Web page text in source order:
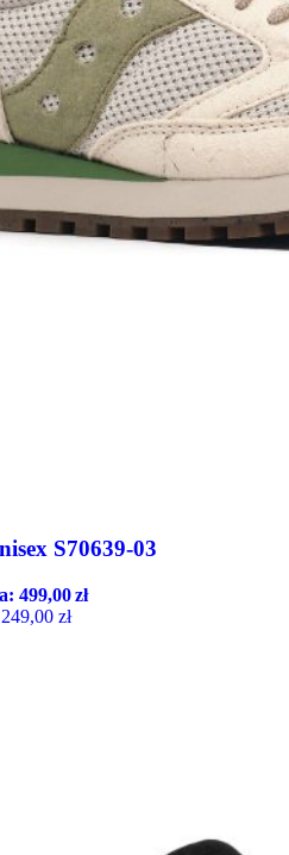
S70639-03
499,00zł
249,00 zł